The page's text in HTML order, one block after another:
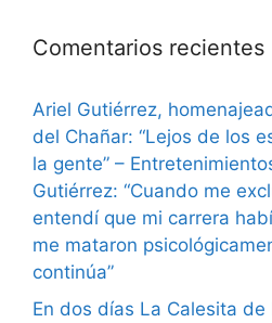
Comentarios recientes
Ariel Gutiérrez,
del Chañar: “Lejos de los
la gente” –
Gutiérrez: “Cuando me
entendí que mi carrera
me mataron
continúa”
En dos días La Calesita